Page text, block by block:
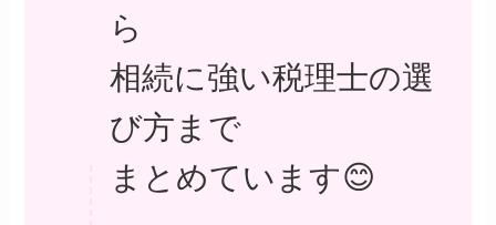
ら
相続に強い税理士の選
び方まで
まとめています😊